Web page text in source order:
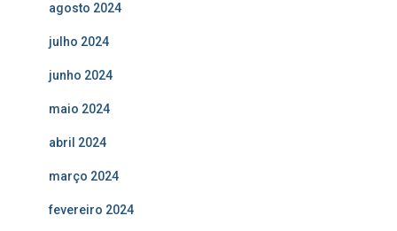
agosto 2024
julho 2024
junho 2024
maio 2024
abril 2024
março 2024
fevereiro 2024